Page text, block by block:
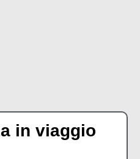
in viaggio